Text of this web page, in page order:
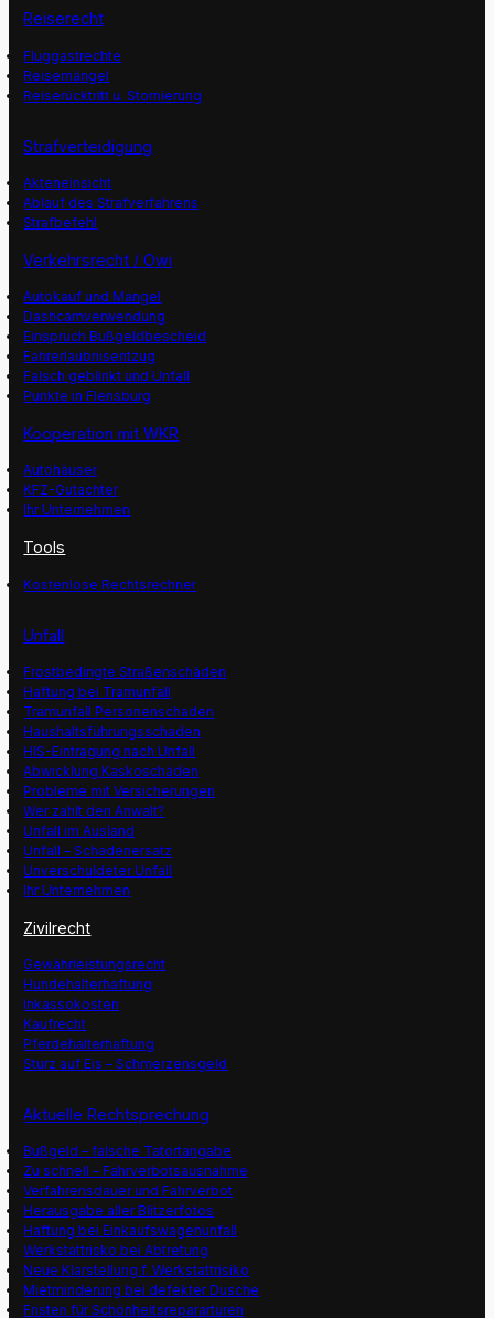
Reiserecht
Fluggastrechte
Reisemängel
Reiserücktritt u. Stornierung
Strafverteidigung
Akteneinsicht
Ablauf des Strafverfahrens
Strafbefehl
Verkehrsrecht / Owi
Autokauf und Mangel
Dashcamverwendung
Einspruch Bußgeldbescheid
Fahrerlaubnisentzug
Falsch geblinkt und Unfall
Punkte in Flensburg
Kooperation mit WKR
Autohäuser
KFZ-Gutachter
Ihr Unternehmen
Tools
Kostenlose Rechtsrechner
Unfall
Frostbedingte Straßenschäden
Haftung bei Tramunfall
Tramunfall Personenschaden
Haushaltsführungsschaden
HIS-Eintragung nach Unfall
Abwicklung Kaskoschäden
Probleme mit Versicherungen
Wer zahlt den Anwalt?
Unfall im Ausland
Unfall – Schadenersatz
Unverschuldeter Unfall
Ihr Unternehmen
Zivilrecht
Gewährleistungsrecht
Hundehalterhaftung
Inkassokosten
Kaufrecht
Pferdehalterhaftung
Sturz auf Eis – Schmerzensgeld
Aktuelle Rechtsprechung
Bußgeld – falsche Tatortangabe
Zu schnell – Fahrverbotsausnahme
Verfahrensdauer und Fahrverbot
Herausgabe aller Blitzerfotos
Haftung bei Einkaufswagenunfall
Werkstattrisko bei Abtretung
Neue Klarstellung f. Werkstattrisiko
Mietminderung bei defekter Dusche
Fristen für Schönheitsrepararturen